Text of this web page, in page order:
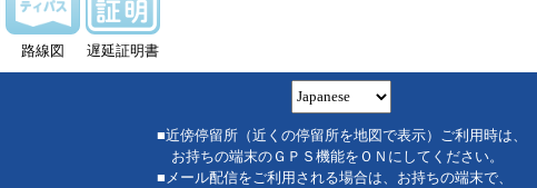
路線図 遅延証明書
■近傍停留所（近くの停留所を地図で表示）ご利用時は、
お持ちの端末のＧＰＳ機能をＯＮにしてください。
■メール配信をご利用される場合は、お持ちの端末で、